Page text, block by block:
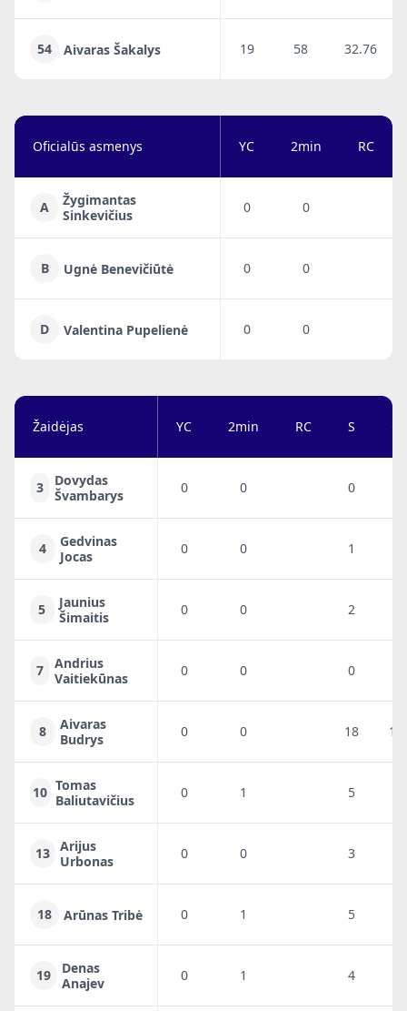
54 Aivaras Šakalys 19 58 32.76
Oficialūs asmenys YC 2min RC
A
Žygimantas
Sinkevičius
0 0
B Ugnė Benevičiūtė 0 0
D Valentina Pupelienė 0 0
Žaidėjas YC 2min RC S
3
Dovydas
Švambarys
0 0 0
4
Gedvinas
Jocas
0 0 1
5
Jaunius
Šimaitis
0 0 2
7
Andrius
Vaitiekūnas
0 0 0
8
Aivaras
Budrys
0 0 18 14
10 Tomas
Baliutavičius
0 1 5
13 Arijus
Urbonas
0 0 3
18 Arūnas Tribė 0 1 5
19
Denas
Anajev
0 1 4